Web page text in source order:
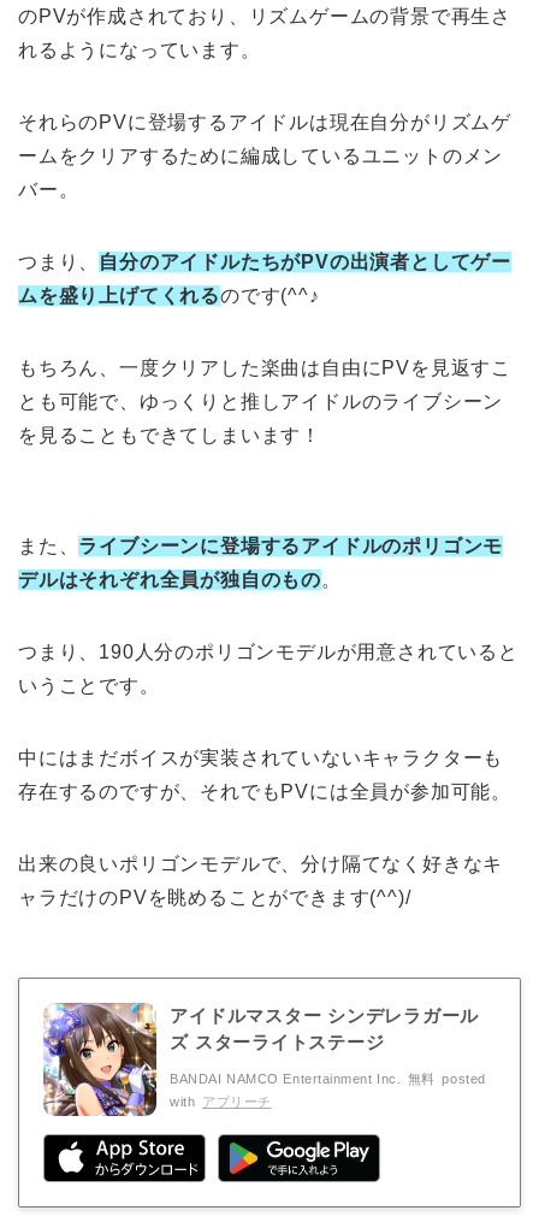
のPVが作成されており、リズムゲームの背景で再生さ
れるようになっています。
それらのPVに登場するアイドルは現在自分がリズムゲ
ームをクリアするために編成しているユニットのメン
バー。
つまり、
自分のアイドルたちがPVの出演者としてゲー
ムを盛り上げてくれるのです(^^♪
もちろん、一度クリアした楽曲は自由にPVを見返すこ
とも可能で、ゆっくりと推しアイドルのライブシーン
を見ることもできてしまいます！
また、 ライブシーンに登場するアイドルのポリゴンモ
デルはそれぞれ全員が独自のもの。
つまり、190人分のポリゴンモデルが用意されていると
いうことです。
中にはまだボイスが実装されていないキャラクターも
存在するのですが、それでもPVには全員が参加可能。
出来の良いポリゴンモデルで、分け隔てなく好きなキ
ャラだけのPVを眺めることができます(^^)/
アイドルマスター シンデレラガール
ズ スターライトステージ
BANDAI NAMCO Entertainment Inc. 無料 posted
with アプリーチ